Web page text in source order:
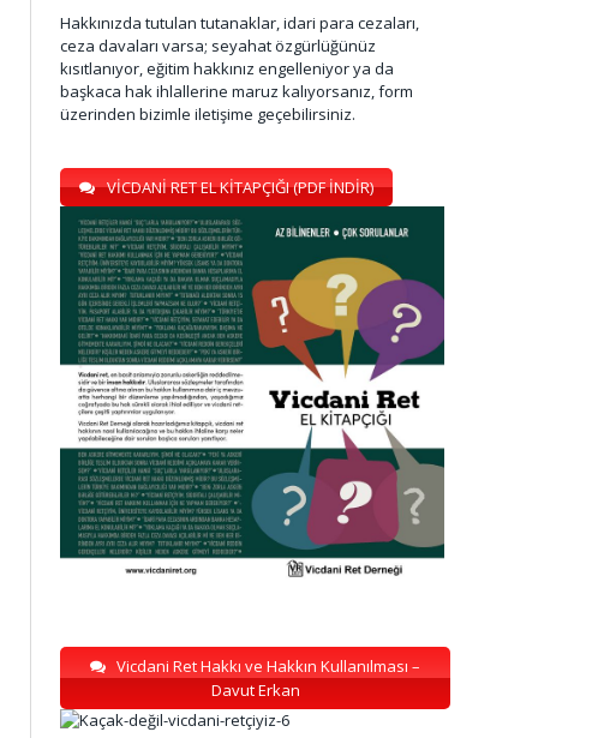
Hakkınızda tutulan tutanaklar, idari para cezaları,
ceza davaları varsa; seyahat özgürlüğünüz
kısıtlanıyor, eğitim hakkınız engelleniyor ya da
başkaca hak ihlallerine maruz kalıyorsanız, form
üzerinden bizimle iletişime geçebilirsiniz.
VİCDANİ RET EL KİTAPÇIĞI (PDF İNDİR)
Vicdani Ret Hakkı ve Hakkın Kullanılması –
Davut Erkan